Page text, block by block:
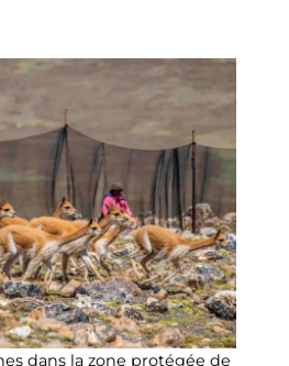
dans la zone protégée de